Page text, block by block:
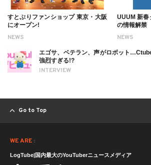
NEWS
すとぷりファンショップ 東京・大阪
にオープン!
NEWS
UUUM 新春
の情報解禁
INTERVIEW
エゴサ、ベテラン、声がロボット
強烈すぎる!?
Go to Top
WE ARE :
LogTube|国内最大のYouTuberニュースメディア